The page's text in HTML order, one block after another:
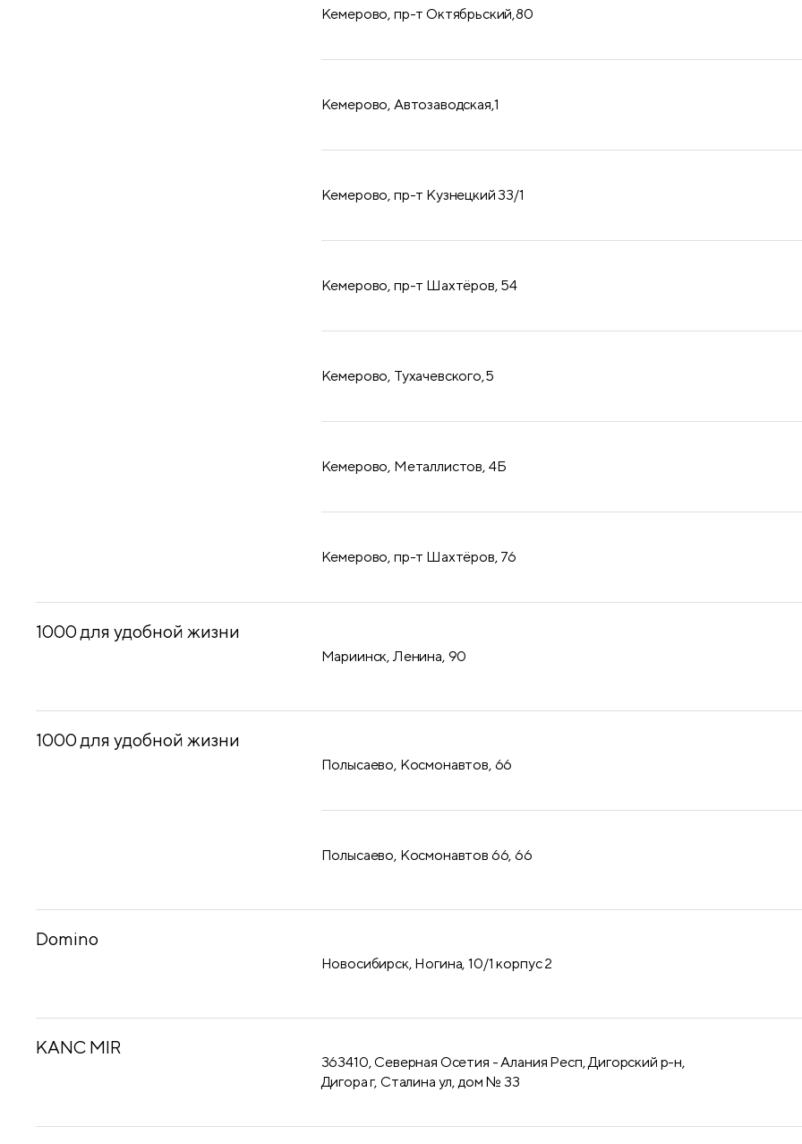
​Кемерово, пр-т Октябрьский,80
​Кемерово, Автозаводская,1
​Кемерово, пр-т Кузнецкий 33/1
​Кемерово, пр-т Шахтёров, 54
​Кемерово, Тухачевского,5
​Кемерово, Металлистов, 4Б
​Кемерово, пр-т Шахтёров, 76
1000 для удобной жизни
Мариинск, Ленина, 90
1000 для удобной жизни
Полысаево, Космонавтов, 66
Полысаево, Космонавтов 66, 66
Domino
Новосибирск, Ногина, 10/1 корпус 2
KANC MIR
363410, Северная Осетия - Алания Респ, Дигорский р-н,
Дигора г, Сталина ул, дом № 33